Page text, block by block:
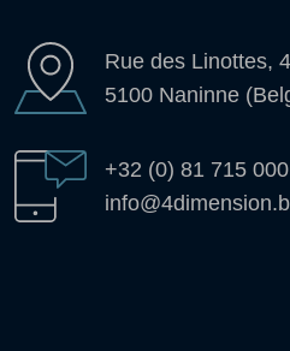
Rue des Linottes, 4
5100 Naninne
+32 (0) 81 715 000